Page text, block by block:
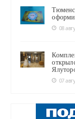
08
07